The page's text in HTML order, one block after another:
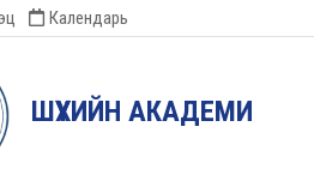
Календарь
ШҮҮХИЙН АКАДЕМИ